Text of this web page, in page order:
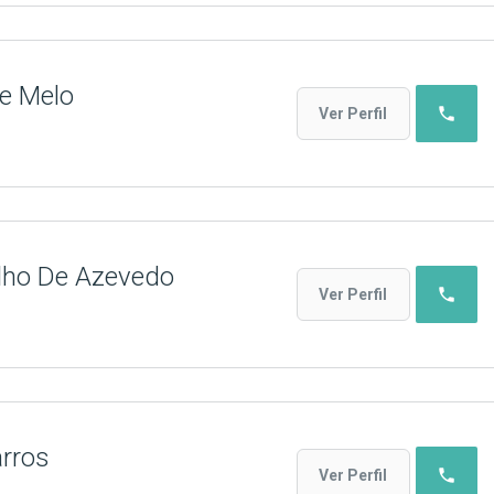
Melo
Ver Perfil phone
De Azevedo
Ver Perfil phone
Ver Perfil phone